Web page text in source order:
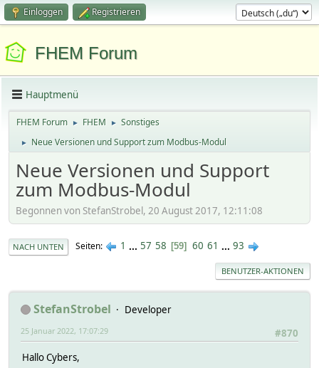
Einloggen Registrieren
FHEM Forum
Hauptmenü
FHEM Forum ► FHEM ► Sonstiges
► Neue Versionen und Support zum Modbus-Modul
Neue Versionen und Support
zum Modbus-Modul
Begonnen von StefanStrobel, 20 August 2017, 12:11:08
NACH UNTEN Seiten 1 ... 57 58 59 60 61 ... 93
BENUTZER-AKTIONEN
StefanStrobel
Developer
#870
25 Januar 2022, 17:07:29
Hallo Cybers,